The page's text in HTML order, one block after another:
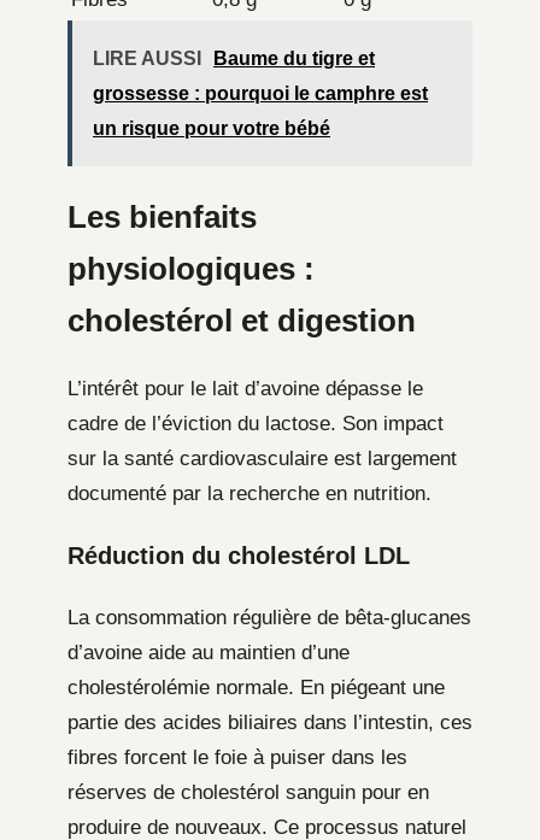
LIRE AUSSI
Baume du tigre et
grossesse : pourquoi le camphre est
un risque pour votre bébé
Les bienfaits
physiologiques :
cholestérol et digestion
L’intérêt pour le lait d’avoine dépasse le
cadre de l’éviction du lactose. Son impact
sur la santé cardiovasculaire est largement
documenté par la recherche en nutrition.
Réduction du cholestérol LDL
La consommation régulière de bêta-glucanes
d’avoine aide au maintien d’une
cholestérolémie normale. En piégeant une
partie des acides biliaires dans l’intestin, ces
fibres forcent le foie à puiser dans les
réserves de cholestérol sanguin pour en
produire de nouveaux. Ce processus naturel